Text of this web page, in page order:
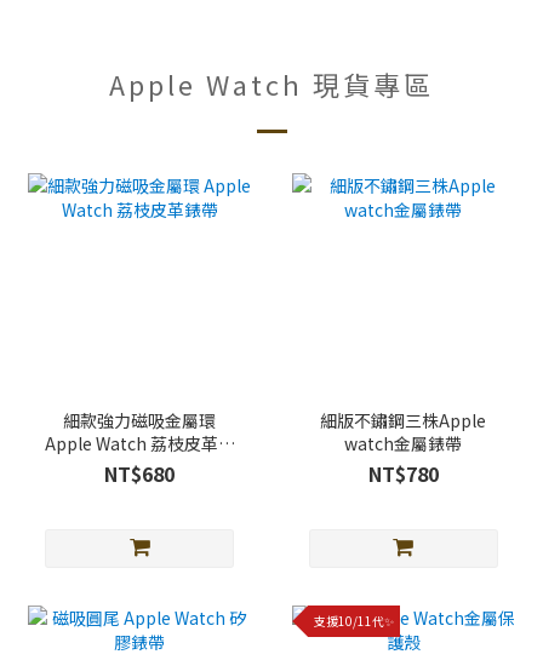
Apple Watch 現貨專區
細款強力磁吸金屬環
Apple Watch 荔枝皮革錶
帶
NT$680
細版不鏽鋼三株Apple
watch金屬錶帶
NT$780
支援10/11代✨